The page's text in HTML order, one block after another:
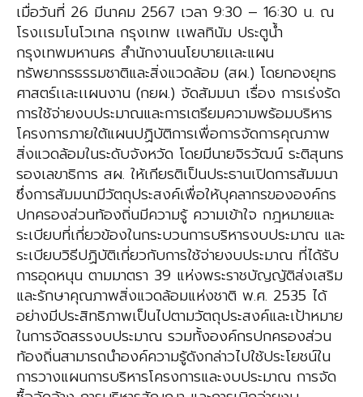
เมื่อวันที่ 26 มีนาคม 2567 เวลา 9:30 – 16:30 น. ณ
โรงเเรมโนโวเทล กรุงเทพ เเพลทินัม ประตูนํ้า
กรุงเทพมหานคร สำนักงานนโยบายเเละแผน
ทรัพยากรธรรมชาติและสิ่งแวดล้อม (สผ.) โดยกองยุทธ
ศาสตร์เเละเเผนงาน (กยผ.) จัดสัมมนา เรื่อง การเร่งรัด
การใช้จ่ายงบประมาณและการเตรียมความพร้อมบริหาร
โครงการภายใต้แผนปฏิบัติการเพื่อการจัดการคุณภาพ
สิ่งแวดล้อมในระดับจังหวัด โดยมีนายจิรวัฒน์ ระติสุนทร
รองเลขาธิการ สผ. ให้เกียรติเป็นประธานเปิดการสัมมนา
ซึ่งการสัมมนามีวัตถุประสงค์เพื่อให้บุคลากรขององค์กร
ปกครองส่วนท้องถิ่นมีความรู้ ความเข้าใจ กฎหมายและ
ระเบียบที่เกี่ยวข้องในกระบวนการบริหารงบประมาณ และ
ระเบียบวิธีปฏิบัติเกี่ยวกับการใช้จ่ายงบประมาณ ที่ได้รับ
การอุดหนุน ตามมาตรา 39 แห่งพระราชบัญญัติส่งเสริม
และรักษาคุณภาพสิ่งแวดล้อมแห่งชาติ พ.ศ. 2535 ได้
อย่างมีประสิทธิภาพเป็นไปตามวัตถุประสงค์และเป้าหมาย
ในการจัดสรรงบประมาณ รวมทั้งองค์กรปกครองส่วน
ท้องถิ่นสามารถนำองค์ความรู้ดังกล่าวไปใช้ประโยชน์ใน
การวางแผนการบริหารโครงการและงบประมาณ การจัด